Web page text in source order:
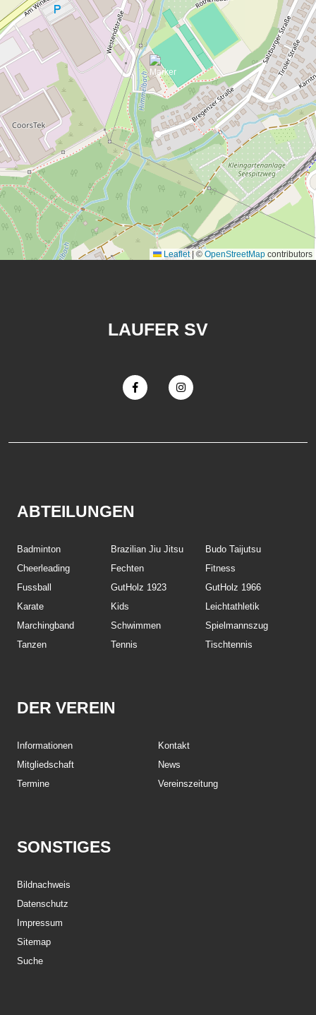
Leaflet |© OpenStreetMap contributors
LAUFER SV
ABTEILUNGEN
Badminton Brazilian Jiu Jitsu
Budo Taijutsu
Cheerleading
Fechten
Fitness
Fussball
GutHolz 1923
GutHolz 1966
Karate
Kids
Leichtathletik
Marchingband
Schwimmen
Spielmannszug
Tanzen
Tennis Tischtennis
DER VEREIN
Informationen
Kontakt
Mitgliedschaft
News
Termine
Vereinszeitung
SONSTIGES
Bildnachweis
Datenschutz
Impressum
Sitemap
Suche